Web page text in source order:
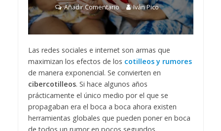
Añadir Comentario Iván Pico
Las redes sociales e internet son armas que
maximizan los efectos de los cotilleos y rumores
de manera exponencial. Se convierten en
cibercotilleos. Si hace algunos años
prácticamente el único medio por el que se
propagaban era el boca a boca ahora existen
herramientas globales que pueden poner en boca